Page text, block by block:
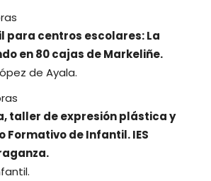
para centros escolares: La
en 80 cajas de Markeliñe.
de Ayala.
taller de expresión plástica y
Formativo de Infantil. IES